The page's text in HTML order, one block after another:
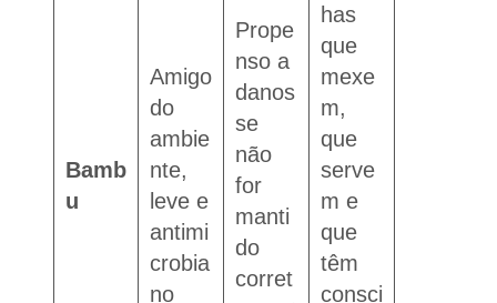
Bamb
u
Amigo
do
ambie
nte,
leve e
antimi
crobia
no
Prope
nso a
danos
se
não
for
manti
do
corret
has
que
mexe
m,
que
serve
m e
que
têm
consci